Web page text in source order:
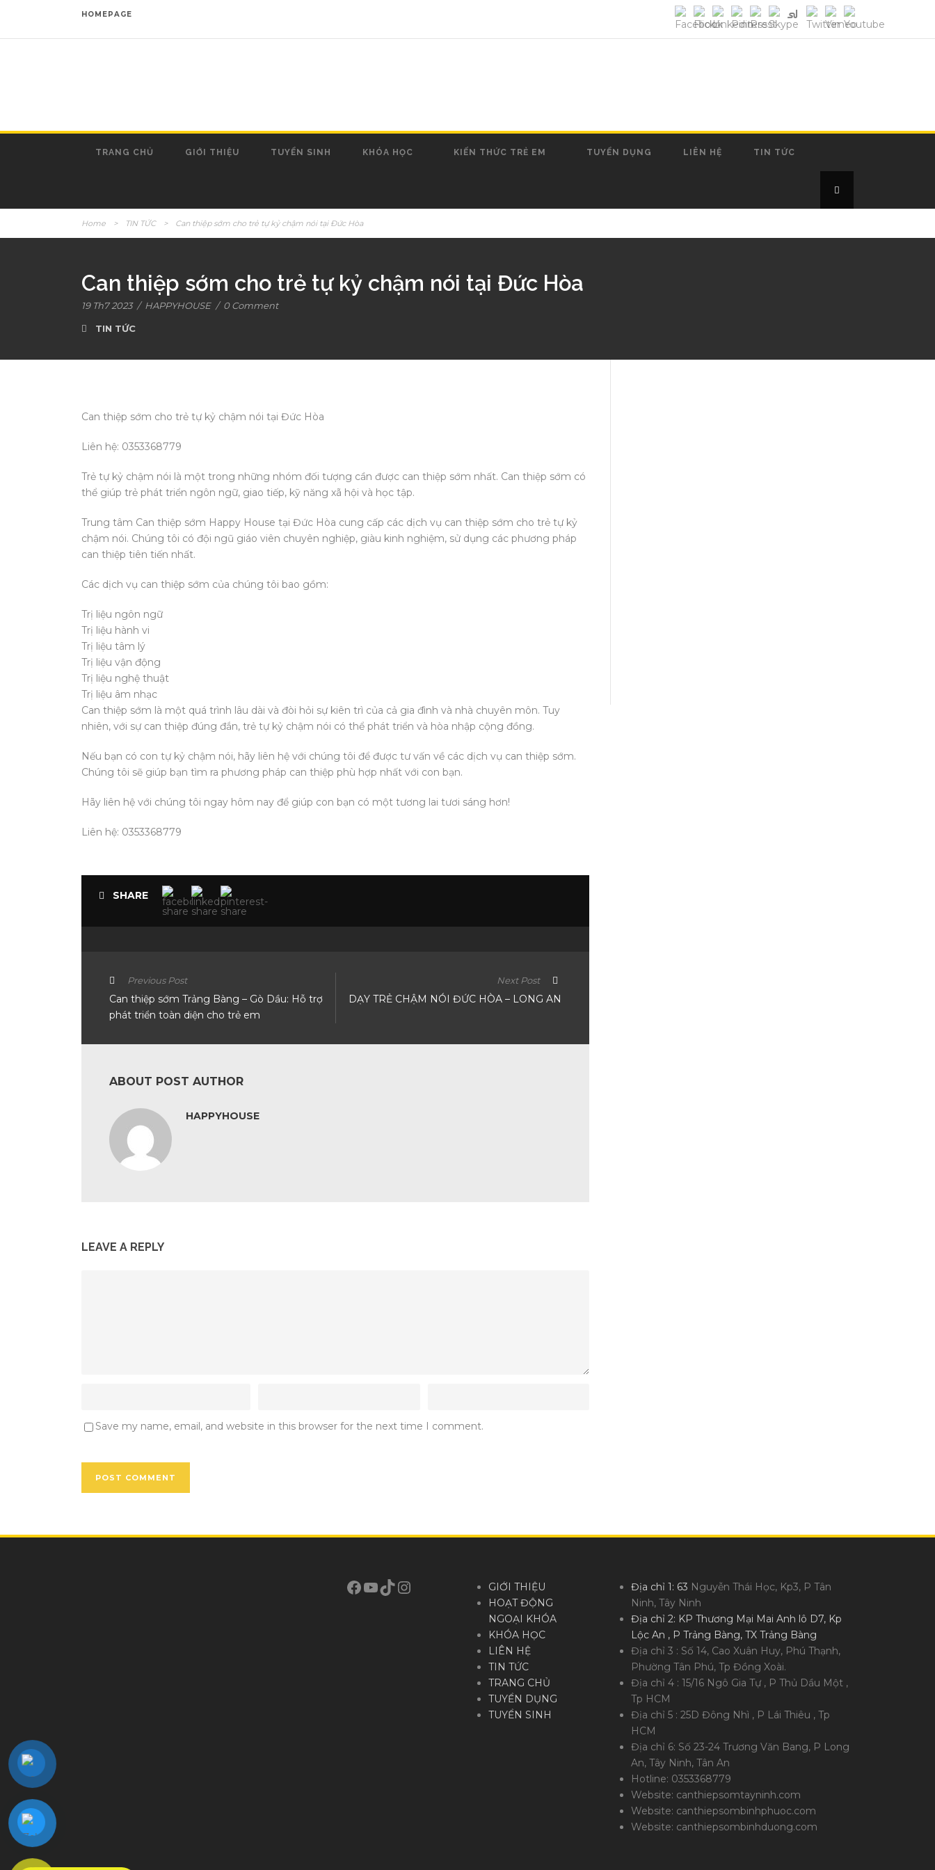
HOMEPAGE
TRANG CHỦ GIỚI THIỆU TUYỂN SINH KHÓA HỌC KIẾN THỨC TRẺ EM TUYỂN DỤNG LIÊN HỆ TIN TỨC
Home > TIN TỨC > Can thiệp sớm cho trẻ tự kỷ chậm nói tại Đức Hòa
Can thiệp sớm cho trẻ tự kỷ chậm nói tại Đức Hòa
19 Th7 2023 / HAPPYHOUSE / 0 Comment
TIN TỨC
Can thiệp sớm cho trẻ tự kỷ chậm nói tại Đức Hòa
Liên hệ: 0353368779
Trẻ tự kỷ chậm nói là một trong những nhóm đối tượng cần được can thiệp sớm nhất. Can thiệp sớm có
thể giúp trẻ phát triển ngôn ngữ, giao tiếp, kỹ năng xã hội và học tập.
Trung tâm Can thiệp sớm Happy House tại Đức Hòa cung cấp các dịch vụ can thiệp sớm cho trẻ tự kỷ
chậm nói. Chúng tôi có đội ngũ giáo viên chuyên nghiệp, giàu kinh nghiệm, sử dụng các phương pháp
can thiệp tiên tiến nhất.
Các dịch vụ can thiệp sớm của chúng tôi bao gồm:
Trị liệu ngôn ngữ
Trị liệu hành vi
Trị liệu tâm lý
Trị liệu vận động
Trị liệu nghệ thuật
Trị liệu âm nhạc
Can thiệp sớm là một quá trình lâu dài và đòi hỏi sự kiên trì của cả gia đình và nhà chuyên môn. Tuy
nhiên, với sự can thiệp đúng đắn, trẻ tự kỷ chậm nói có thể phát triển và hòa nhập cộng đồng.
Nếu bạn có con tự kỷ chậm nói, hãy liên hệ với chúng tôi để được tư vấn về các dịch vụ can thiệp sớm.
Chúng tôi sẽ giúp bạn tìm ra phương pháp can thiệp phù hợp nhất với con bạn.
Hãy liên hệ với chúng tôi ngay hôm nay để giúp con bạn có một tương lai tươi sáng hơn!
Liên hệ: 0353368779
SHARE
Previous Post
Can thiệp sớm Trảng Bàng – Gò Dầu: Hỗ trợ
phát triển toàn diện cho trẻ em
Next Post
DẠY TRẺ CHẬM NÓI ĐỨC HÒA – LONG AN
ABOUT POST AUTHOR
HAPPYHOUSE
LEAVE A REPLY
Save my name, email, and website in this browser for the next time I comment.
Facebook YouTube TikTok Instagram
GIỚI THIỆU
HOẠT ĐỘNG
NGOẠI KHÓA
KHÓA HỌC
LIÊN HỆ
TIN TỨC
TRANG CHỦ
TUYỂN DỤNG
TUYỂN SINH
Địa chỉ 1: 63 Nguyễn Thái Học, Kp3, P Tân
Ninh, Tây Ninh
Địa chỉ 2: KP Thương Mại Mai Anh lô D7, Kp
Lộc An , P Trảng Bàng, TX Trảng Bàng
Địa chỉ 3 : Số 14, Cao Xuân Huy, Phú Thạnh,
Phường Tân Phú, Tp Đồng Xoài.
Địa chỉ 4 : 15/16 Ngô Gia Tự , P Thủ Dầu Một ,
Tp HCM
Địa chỉ 5 : 25D Đông Nhì , P Lái Thiêu , Tp
HCM
Địa chỉ 6: Số 23-24 Trương Văn Bang, P Long
An, Tây Ninh, Tân An
Hotline: 0353368779
Website: canthiepsomtayninh.com
Website: canthiepsombinhphuoc.com
Website: canthiepsombinhduong.com